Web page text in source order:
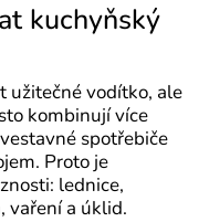
kuchyňský
užitečné vodítko, ale
kombinují více
spotřebiče
Proto je
lednice,
vaření a úklid.